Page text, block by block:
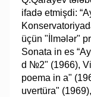
ifadə etmişdi:
üçün "İlmələr"
Sonata in es
d №2" (1966),
poema in a"
uvertüra"